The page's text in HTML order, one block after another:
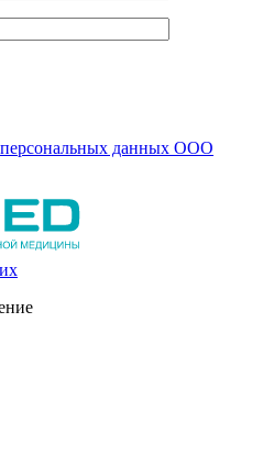
персональных данных ООО